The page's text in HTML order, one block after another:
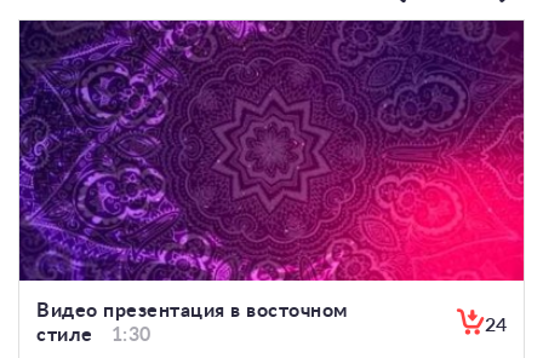
Видео презентация в восточном
стиле
1:30
24